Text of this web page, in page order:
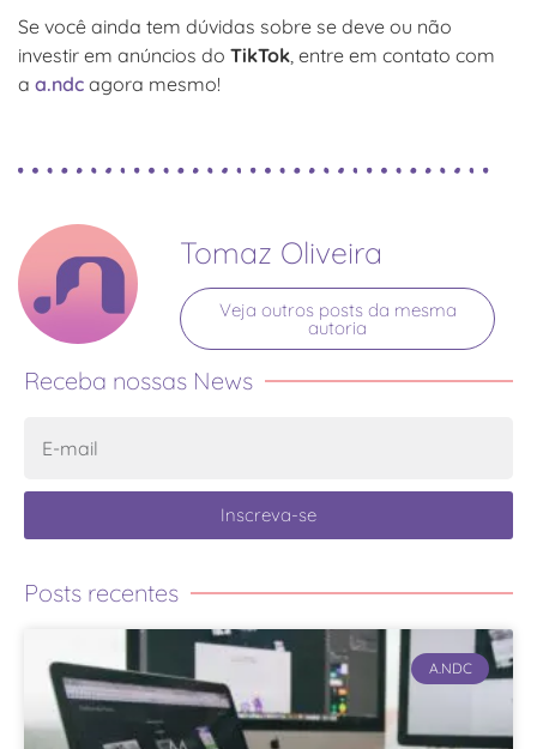
Se você ainda tem dúvidas sobre se deve ou não
investir em anúncios do TikTok, entre em contato com
a a.ndc agora mesmo!
Tomaz Oliveira
Veja outros posts da mesma
autoria
Receba nossas News
Inscreva-se
Posts recentes
A.NDC